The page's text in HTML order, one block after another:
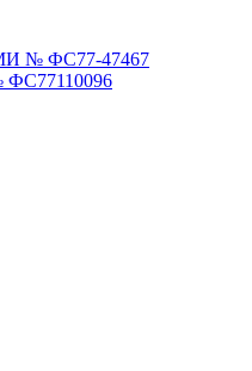
№ ФС77-47467